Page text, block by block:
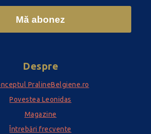
Mă abonez
Despre
PralineBelgiene.ro
Povestea Leonidas
Magazine
Întrebări frecvente